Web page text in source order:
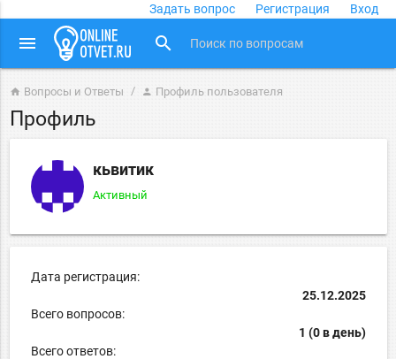
Задать вопрос Регистрация Вход
menu search
home Вопросы и Ответы person Профиль пользователя
Профиль
кьвитик
Активный
Дата регистрация:
25.12.2025
Всего вопросов:
1 (0 в день)
Всего ответов: